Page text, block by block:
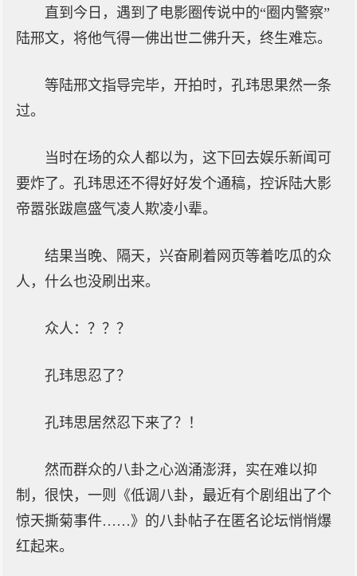
直到今日，遇到了电影圈传说中的“圈内警察”
陆邢文，将他气得一佛出世二佛升天，终生难忘。
等陆邢文指导完毕，开拍时，孔玮思果然一条
过。
当时在场的众人都以为，这下回去娱乐新闻可
要炸了。孔玮思还不得好好发个通稿，控诉陆大影
帝嚣张跋扈盛气凌人欺凌小辈。
结果当晚、隔天，兴奋刷着网页等着吃瓜的众
人，什么也没刷出来。
众人：？？？
孔玮思忍了？
孔玮思居然忍下来了？！
然而群众的八卦之心汹涌澎湃，实在难以抑
制，很快，一则《低调八卦，最近有个剧组出了个
惊天撕菊事件……》的八卦帖子在匿名论坛悄悄爆
红起来。